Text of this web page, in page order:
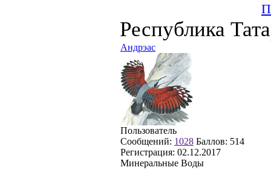
Республика
Андрэас
Пользователь
Сообщений: 1028 Баллов: 514
Регистрация: 02.12.2017
Минеральные Воды